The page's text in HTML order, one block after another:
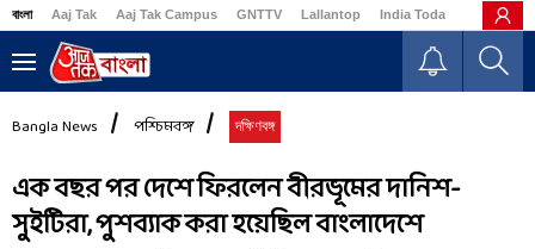
বাংলা Aaj Tak Aaj Tak Campus GNTTV Lallantop India Today Business
Bangla News পশ্চিমবঙ্গ দক্ষিণবঙ্গ
এক বছর পর দেশে ফিরলেন বীরভূমের দানিশ-
সুইটিরা, পুশব্যাক করা হয়েছিল বাংলাদেশে